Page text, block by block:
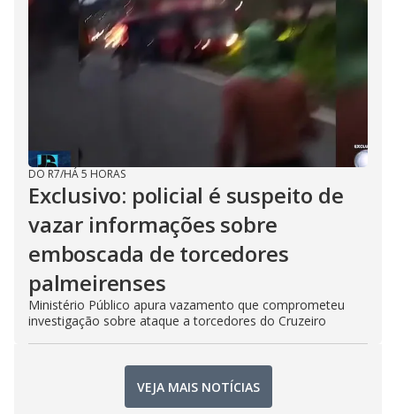
DO R7/HÁ 5 HORAS
Exclusivo: policial é suspeito de
vazar informações sobre
emboscada de torcedores
palmeirenses
Ministério Público apura vazamento que comprometeu
investigação sobre ataque a torcedores do Cruzeiro
VEJA MAIS NOTÍCIAS